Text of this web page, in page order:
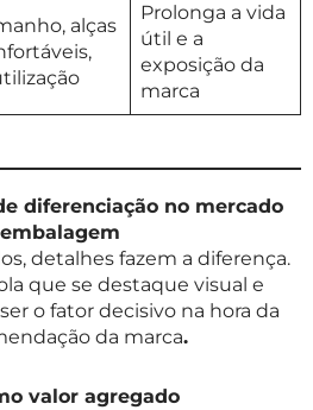
alças
Prolonga a vida
útil e a
exposição da
marca
diferenciação no mercado
detalhes fazem a diferença.
que se destaque visual e
o fator decisivo na hora da
da marca.
valor agregado